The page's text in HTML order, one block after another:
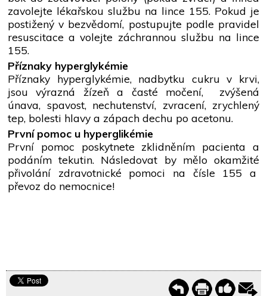
zavolejte lékařskou službu na lince 155. Pokud je
postižený v bezvědomí, postupujte podle pravidel
resuscitace a volejte záchrannou službu na lince
155.
Příznaky hyperglykémie
Příznaky hyperglykémie, nadbytku cukru v krvi,
jsou výrazná žízeň a časté močení, zvýšená
únava, spavost, nechutenství, zvracení, zrychlený
tep, bolesti hlavy a zápach dechu po acetonu.
První pomoc u hyperglikémie
První pomoc poskytnete zklidněním pacienta a
podáním tekutin. Následovat by mělo okamžité
přivolání zdravotnické pomoci na čísle 155 a
převoz do nemocnice!